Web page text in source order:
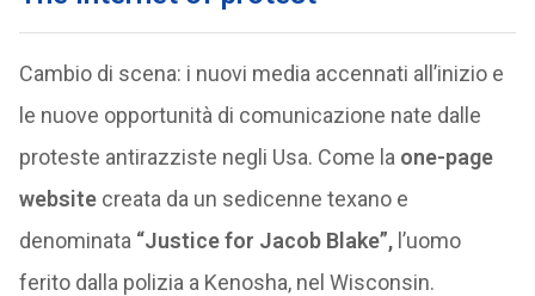
Cambio di scena: i nuovi media accennati all’inizio e
le nuove opportunità di comunicazione nate dalle
proteste antirazziste negli Usa. Come la one-page
websitecreata da un sedicenne texano e
denominata “Justice for Jacob Blake”,l’uomo
ferito dalla polizia a Kenosha, nel Wisconsin.